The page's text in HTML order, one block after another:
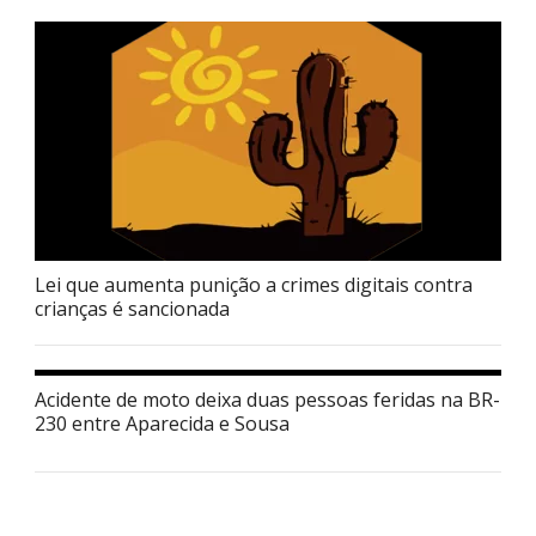
Lei que aumenta punição a crimes digitais contra
crianças é sancionada
Acidente de moto deixa duas pessoas feridas na BR-
230 entre Aparecida e Sousa